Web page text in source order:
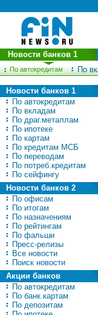
По автокредитам По
Новости банков 1
Новости банков 1
По автокредитам
По вкладам
По драг.металлам
По ипотеке
По картам
По кредитам МСБ
По переводам
По потреб.кредитам
По сейфингу
Новости банков 2
По офисам
По итогам
По назначениям
По рейтингам
По фальши
Пресс-релизы
Все новости
Поиск новости
Акции банков
По автокредитам
По банк.картам
По депозитам